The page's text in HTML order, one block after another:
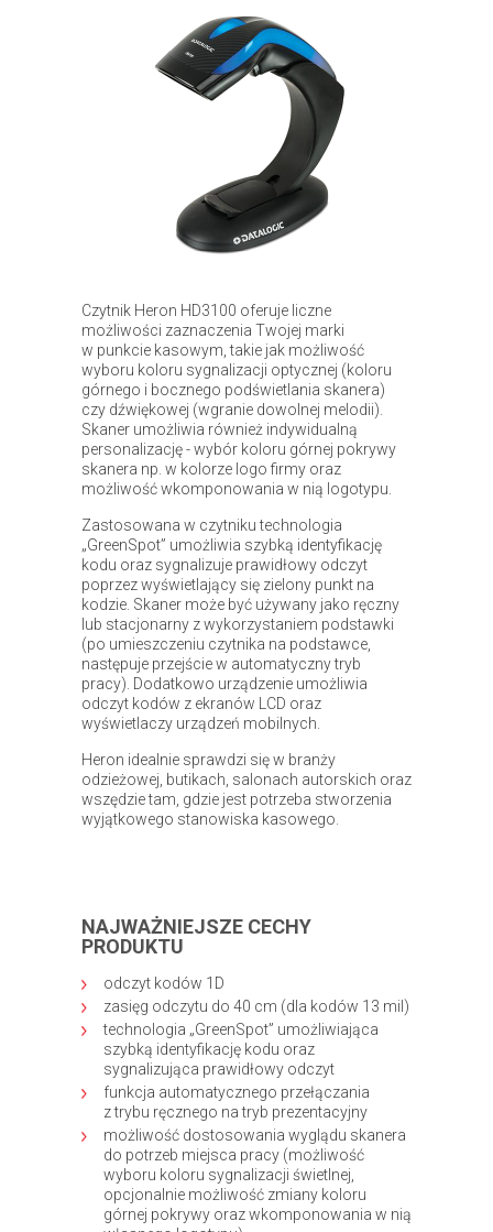
Czytnik Heron HD3100 oferuje liczne
możliwości zaznaczenia Twojej marki
w punkcie kasowym, takie jak możliwość
wyboru koloru sygnalizacji optycznej (koloru
górnego i bocznego podświetlania skanera)
czy dźwiękowej (wgranie dowolnej melodii).
Skaner umożliwia również indywidualną
personalizację - wybór koloru górnej pokrywy
skanera np. w kolorze logo firmy oraz
możliwość wkomponowania w nią logotypu.
Zastosowana w czytniku technologia
„GreenSpot” umożliwia szybką identyfikację
kodu oraz sygnalizuje prawidłowy odczyt
poprzez wyświetlający się zielony punkt na
kodzie. Skaner może być używany jako ręczny
lub stacjonarny z wykorzystaniem podstawki
(po umieszczeniu czytnika na podstawce,
następuje przejście w automatyczny tryb
pracy). Dodatkowo urządzenie umożliwia
odczyt kodów z ekranów LCD oraz
wyświetlaczy urządzeń mobilnych.
Heron idealnie sprawdzi się w branży
odzieżowej, butikach, salonach autorskich oraz
wszędzie tam, gdzie jest potrzeba stworzenia
wyjątkowego stanowiska kasowego.
NAJWAŻNIEJSZE CECHY
PRODUKTU
odczyt kodów 1D
zasięg odczytu do 40 cm (dla kodów 13 mil)
technologia „GreenSpot” umożliwiająca
szybką identyfikację kodu oraz
sygnalizująca prawidłowy odczyt
funkcja automatycznego przełączania
z trybu ręcznego na tryb prezentacyjny
możliwość dostosowania wyglądu skanera
do potrzeb miejsca pracy (możliwość
wyboru koloru sygnalizacji świetlnej,
opcjonalnie możliwość zmiany koloru
górnej pokrywy oraz wkomponowania w nią